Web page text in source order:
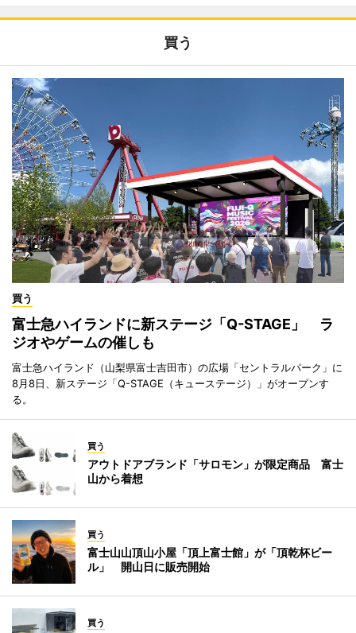
買う
買う
富士急ハイランドに新ステージ「Q-STAGE」 ラ
ジオやゲームの催しも
富士急ハイランド（山梨県富士吉田市）の広場「セントラルパーク」に
8月8日、新ステージ「Q-STAGE（キューステージ）」がオープンす
る。
買う
アウトドアブランド「サロモン」が限定商品 富士
山から着想
買う
富士山山頂山小屋「頂上富士館」が「頂乾杯ビー
ル」 開山日に販売開始
買う